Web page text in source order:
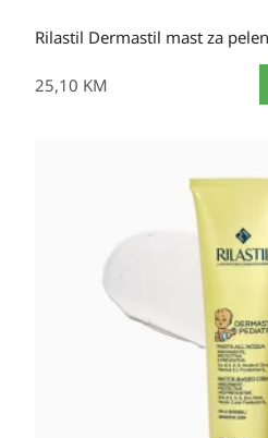
Rilastil Dermastil mast za
25,10 KM